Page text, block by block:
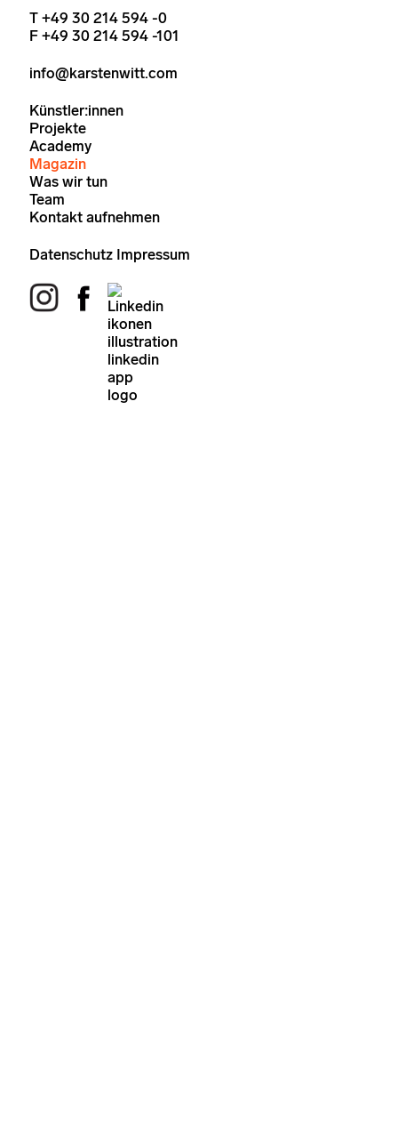
T +49 30 214 594 -0
F +49 30 214 594 -101
info@karstenwitt.com
Künstler:innen
Projekte
Academy
Magazin
Was wir tun
Team
Kontakt aufnehmen
Datenschutz Impressum